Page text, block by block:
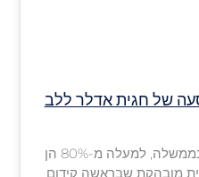
של חגית אדלר ללב
"ברואנדה יש רוב מוחלט לנשים בממשלה, למעלה מ-80% הן
מובהקת שבראשה קידום